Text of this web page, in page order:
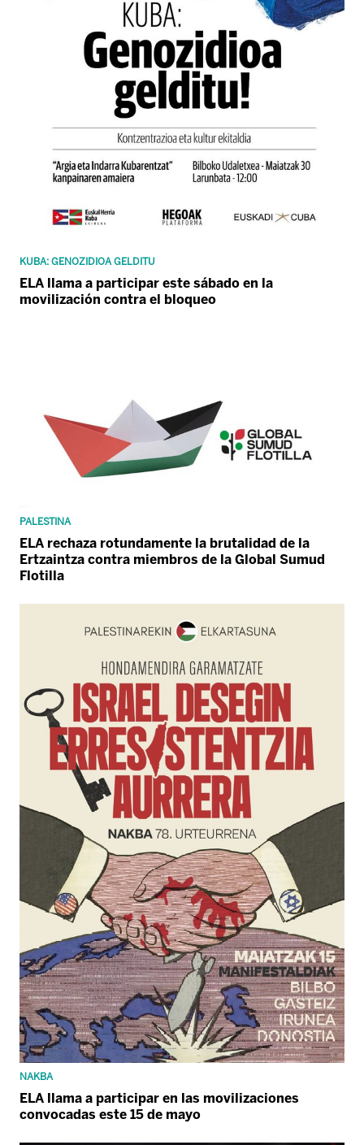
KUBA: GENOZIDIOA GELDITU
ELA llama a participar este sábado en la
movilización contra el bloqueo
PALESTINA
ELA rechaza rotundamente la brutalidad de la
Ertzaintza contra miembros de la Global Sumud
Flotilla
NAKBA
ELA llama a participar en las movilizaciones
convocadas este 15 de mayo